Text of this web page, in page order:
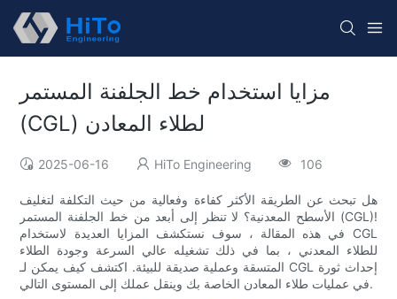
مزايا استخدام خط الجلفنة المستمر
(CGL) لطلاء المعادن
2025-06-16 HiTo Engineering 106
هل تبحث عن الطريقة الأكثر كفاءة وفعالية من حيث التكلفة لتغليف
الأسطح المعدنية؟ لا تنظر إلى أبعد من خط الجلفنة المستمر (CGL)!
في هذه المقالة ، سوف نستكشف المزايا العديدة لاستخدام CGL
للطلاء المعدني ، بما في ذلك تشغيله عالي السرعة وجودة الطلاء
المتسقة وعملية صديقة للبيئة. اكتشف كيف يمكن لـ CGL إحداث ثورة
في عمليات طلاء المعادن الخاصة بك وينقل عملك إلى المستوى التالي.